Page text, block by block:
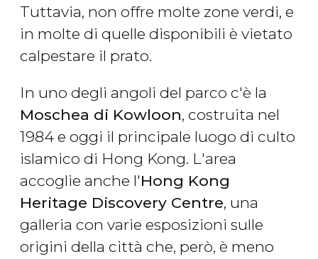
Tuttavia, non offre molte zone verdi, e
in molte di quelle disponibili è vietato
calpestare il prato.
In uno degli angoli del parco c'è la
Moschea di Kowloon, costruita nel
1984 e oggi il principale luogo di culto
islamico di Hong Kong. L'area
accoglie anche l'Hong Kong
Heritage Discovery Centre, una
galleria con varie esposizioni sulle
origini della città che, però, è meno